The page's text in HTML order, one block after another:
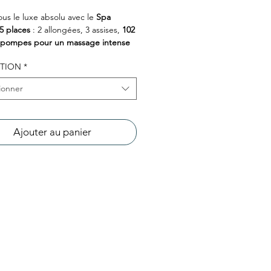
le luxe absolu avec le Spa
places : 2 allongées, 3 assises, 102
pour un massage intense
éclairage
pour une ambiance digne des
spas. Chaque séance devient un
Le bien-être n’a jamais été aussi
*
Ajouter au panier